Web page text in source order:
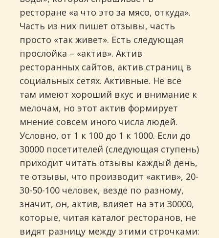
ресторане «а что это за мясо, откуда».
Часть из них пишет отзывы, часть
просто «так живет». Есть следующая
прослойка – «актив». Актив
ресторанных сайтов, актив страниц в
социальных сетях. Активные. Не все
там имеют хороший вкус и внимание к
мелочам, но этот актив формирует
мнение совсем иного числа людей.
Условно, от 1 к 100 до 1 к 1000. Если до
30000 посетителей (следующая ступень)
приходит читать отзывы каждый день,
те отзывы, что производит «актив», 20-
30-50-100 человек, везде по разному,
значит, он, актив, влияет на эти 30000,
которые, читая каталог ресторанов, не
видят разницу между этими строчками: